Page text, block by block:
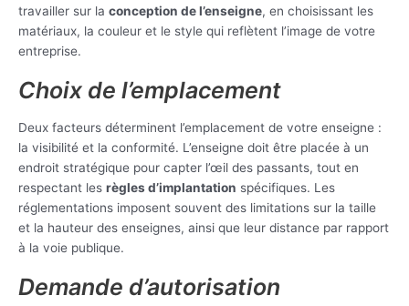
travailler sur la conception de l’enseigne, en choisissant les
matériaux, la couleur et le style qui reflètent l’image de votre
entreprise.
Choix de l’emplacement
Deux facteurs déterminent l’emplacement de votre enseigne :
la visibilité et la conformité. L’enseigne doit être placée à un
endroit stratégique pour capter l’œil des passants, tout en
respectant les règles d’implantation spécifiques. Les
réglementations imposent souvent des limitations sur la taille
et la hauteur des enseignes, ainsi que leur distance par rapport
à la voie publique.
Demande d’autorisation